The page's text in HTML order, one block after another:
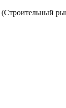
(Строительный